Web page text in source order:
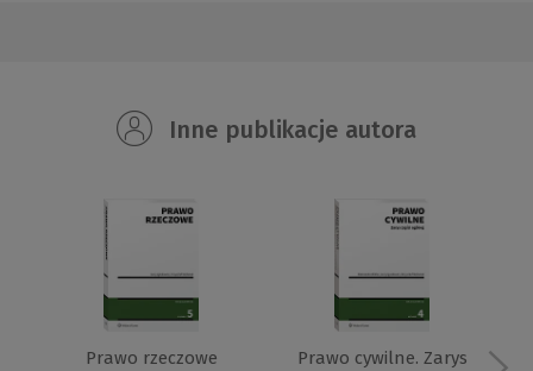
Inne publikacje autora
Prawo rzeczowe
Prawo cywilne. Zarys